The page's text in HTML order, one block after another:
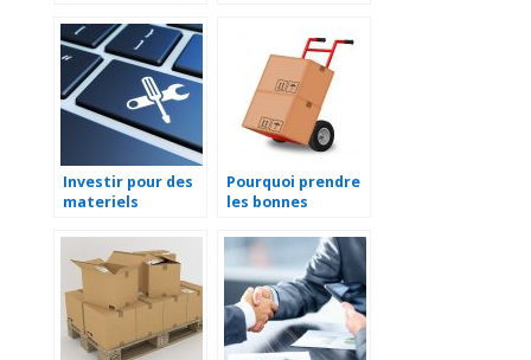
salariés ?
restauration
Investir pour des
materiels
l’entreprise
Pourquoi prendre
les bonnes
manutention en
entreprise ?